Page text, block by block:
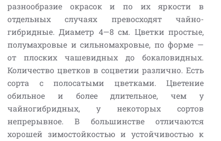
разнообразие окрасок и по их яркости в
отдельных случаях превосходят чайно-
гибридные. Диаметр 4—8 см. Цветки простые,
полумахровые и сильномахровые, по форме —
от плоских чашевидных до бокаловидных.
Количество цветков в соцветии различно. Есть
сорта с полосатыми цветками. Цветение
обильное и более длительное, чем у
чайногибридных, у некоторых сортов
непрерывное. В большинстве отличаются
хорошей зимостойкостью и устойчивостью к